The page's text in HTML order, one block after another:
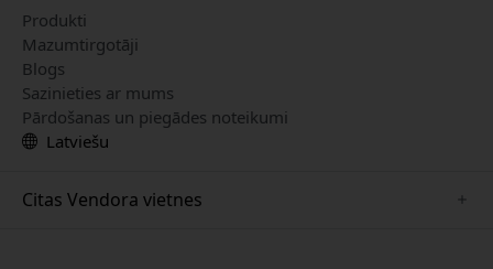
Produkti
Mazumtirgotāji
Blogs
Sazinieties ar mums
Pārdošanas un piegādes noteikumi
Latviešu
Citas Vendora vietnes